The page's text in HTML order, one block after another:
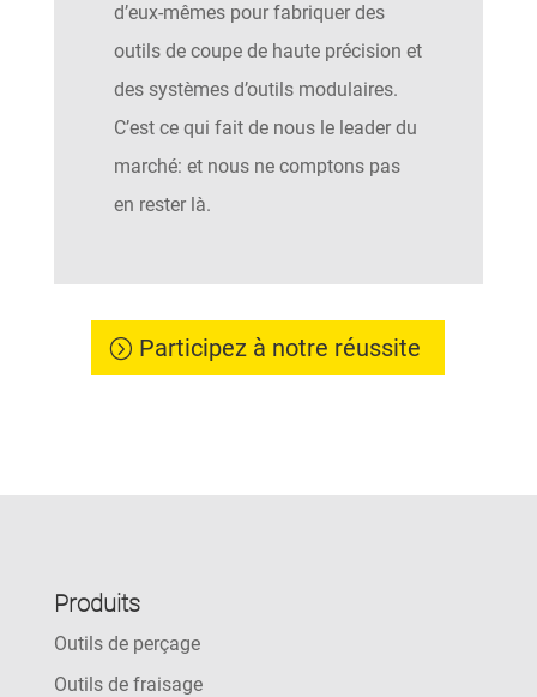
d’eux-mêmes pour fabriquer des
outils de coupe de haute précision et
des systèmes d’outils modulaires.
C’est ce qui fait de nous le leader du
marché: et nous ne comptons pas
en rester là.
Participez à notre réussite
Produits
Outils de perçage
Outils de fraisage